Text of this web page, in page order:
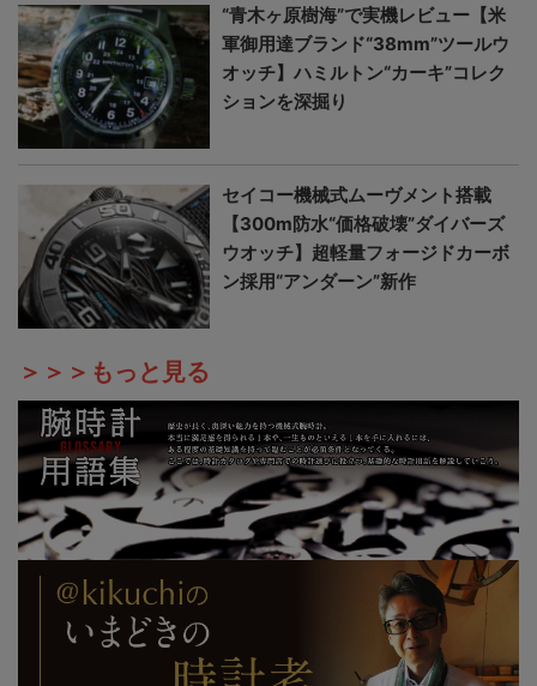
“青木ヶ原樹海”で実機レビュー【米
軍御用達ブランド“38mm”ツールウ
オッチ】ハミルトン“カーキ”コレク
ションを深掘り
セイコー機械式ムーヴメント搭載
【300m防水“価格破壊”ダイバーズ
ウオッチ】超軽量フォージドカーボ
ン採用“アンダーン”新作
＞＞＞もっと見る